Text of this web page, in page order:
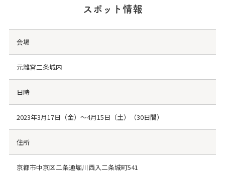
スポット情報
会場
元離宮二条城内
日時
2023年3月17日（金）～4月15日（土）（30日間）
住所
京都市中京区二条通堀川西入二条城町541